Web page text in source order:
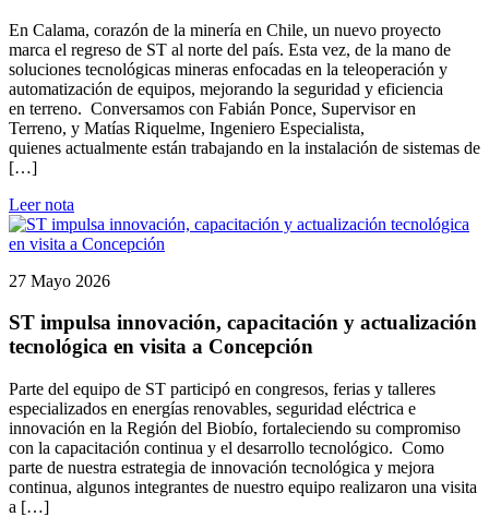
En Calama, corazón de la minería en Chile, un nuevo proyecto
marca el regreso de ST al norte del país. Esta vez, de la mano de
soluciones tecnológicas mineras enfocadas en la teleoperación y
automatización de equipos, mejorando la seguridad y eficiencia
en terreno. Conversamos con Fabián Ponce, Supervisor en
Terreno, y Matías Riquelme, Ingeniero Especialista,
quienes actualmente están trabajando en la instalación de sistemas de
[…]
Leer nota
27 Mayo 2026
ST impulsa innovación, capacitación y actualización
tecnológica en visita a Concepción
Parte del equipo de ST participó en congresos, ferias y talleres
especializados en energías renovables, seguridad eléctrica e
innovación en la Región del Biobío, fortaleciendo su compromiso
con la capacitación continua y el desarrollo tecnológico. Como
parte de nuestra estrategia de innovación tecnológica y mejora
continua, algunos integrantes de nuestro equipo realizaron una visita
a […]